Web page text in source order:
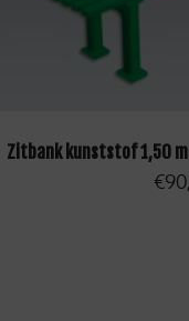
TOEVOEGEN
Zitbank kunststof 1,50
€